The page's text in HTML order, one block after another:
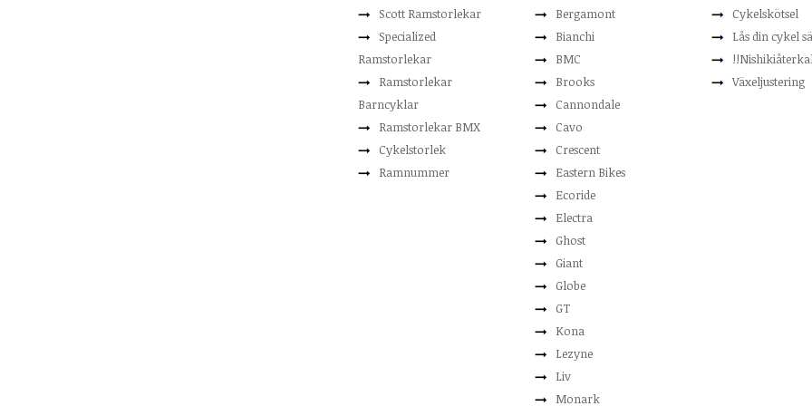
Scott Ramstorlekar
Specialized
Ramstorlekar
Ramstorlekar
Barncyklar
Ramstorlekar BMX
Cykelstorlek
Ramnummer
Bergamont
Bianchi
BMC
Brooks
Cannondale
Cavo
Crescent
Eastern Bikes
Ecoride
Electra
Ghost
Giant
Globe
GT
Kona
Lezyne
Liv
Monark
Cykelskötsel
Lås din cykel
Växeljustering